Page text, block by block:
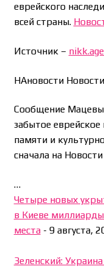
еврейского
всей страны.
Источник –
НАновости
Сообщение Мацевы
забытое
памяти и
сначала на
…
Четыре новых
в Киеве
места- 9 августа,
Зеленский: